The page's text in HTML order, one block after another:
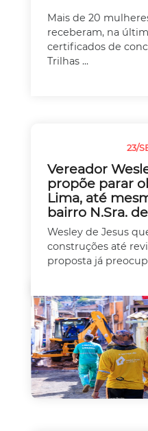
Mais de 20
receberam, na
certificados de
Trilhas ...
23/
Vereador
propõe parar
Lima, até
bairro N.Sra.
Wesley de Jesus
construções até
proposta já